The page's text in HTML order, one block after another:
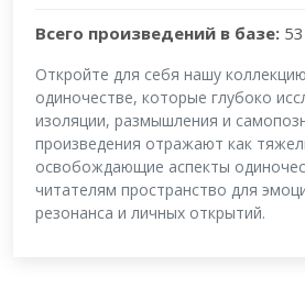
Всего произведений в базе:
Откройте для себя нашу
одиночестве, которые глубоко
изоляции, размышления и
произведения отражают как
освобождающие аспекты
читателям пространство для
резонанса и личных открытий.